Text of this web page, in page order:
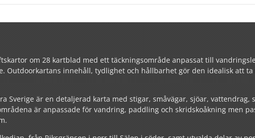
om 28 kartblad med ett täckningsområde anpassat till
Outdoorkartans innehåll, tydlighet och hållbarhet gör den idealisk att ta
Sverige är en detaljerad karta med stigar, småvägar, sjöar, vattendrag,
är anpassade för vandring, paddling och skridskoåkning men